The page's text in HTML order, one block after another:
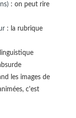
: on peut rire
: la rubrique
les images de
c'est